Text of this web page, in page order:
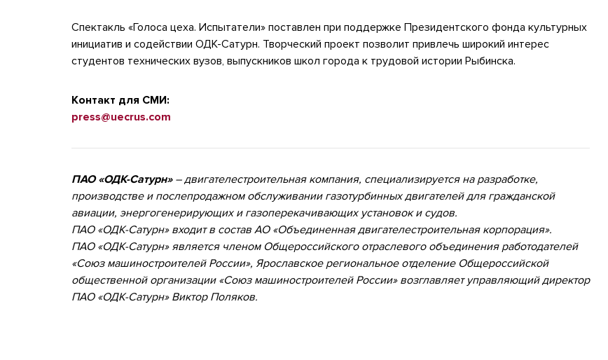
Спектакль «Голоса цеха. Испытатели» поставлен при поддержке Президентского фонда культурных
инициатив и содействии ОДК-Сатурн. Творческий проект позволит привлечь широкий интерес
студентов технических вузов, выпускников школ города к трудовой истории Рыбинска.
Контакт для СМИ:
press@uecrus.com
ПАО «ОДК-Сатурн» – двигателестроительная компания, специализируется на разработке,
производстве и послепродажном обслуживании газотурбинных двигателей для гражданской
авиации, энергогенерирующих и газоперекачивающих установок и судов.
ПАО «ОДК-Сатурн» входит в состав АО «Объединенная двигателестроительная корпорация».
ПАО «ОДК-Сатурн» является членом Общероссийского отраслевого объединения работодателей
«Союз машиностроителей России», Ярославское региональное отделение Общероссийской
общественной организации «Союз машиностроителей России» возглавляет управляющий директор
ПАО «ОДК-Сатурн» Виктор Поляков.